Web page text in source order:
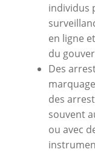
individus
en ligne
du
Des
des
souvent
ou avec